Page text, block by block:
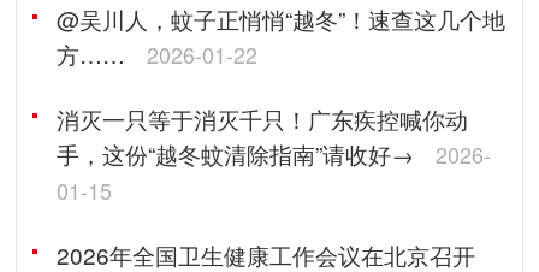
@吴川人，蚊子正悄悄“越冬”！速查这几个地
方……
2026-01-22
消灭一只等于消灭千只！广东疾控喊你动
手，这份“越冬蚊清除指南”请收好→
2026-
01-15
2026年全国卫生健康工作会议在北京召开